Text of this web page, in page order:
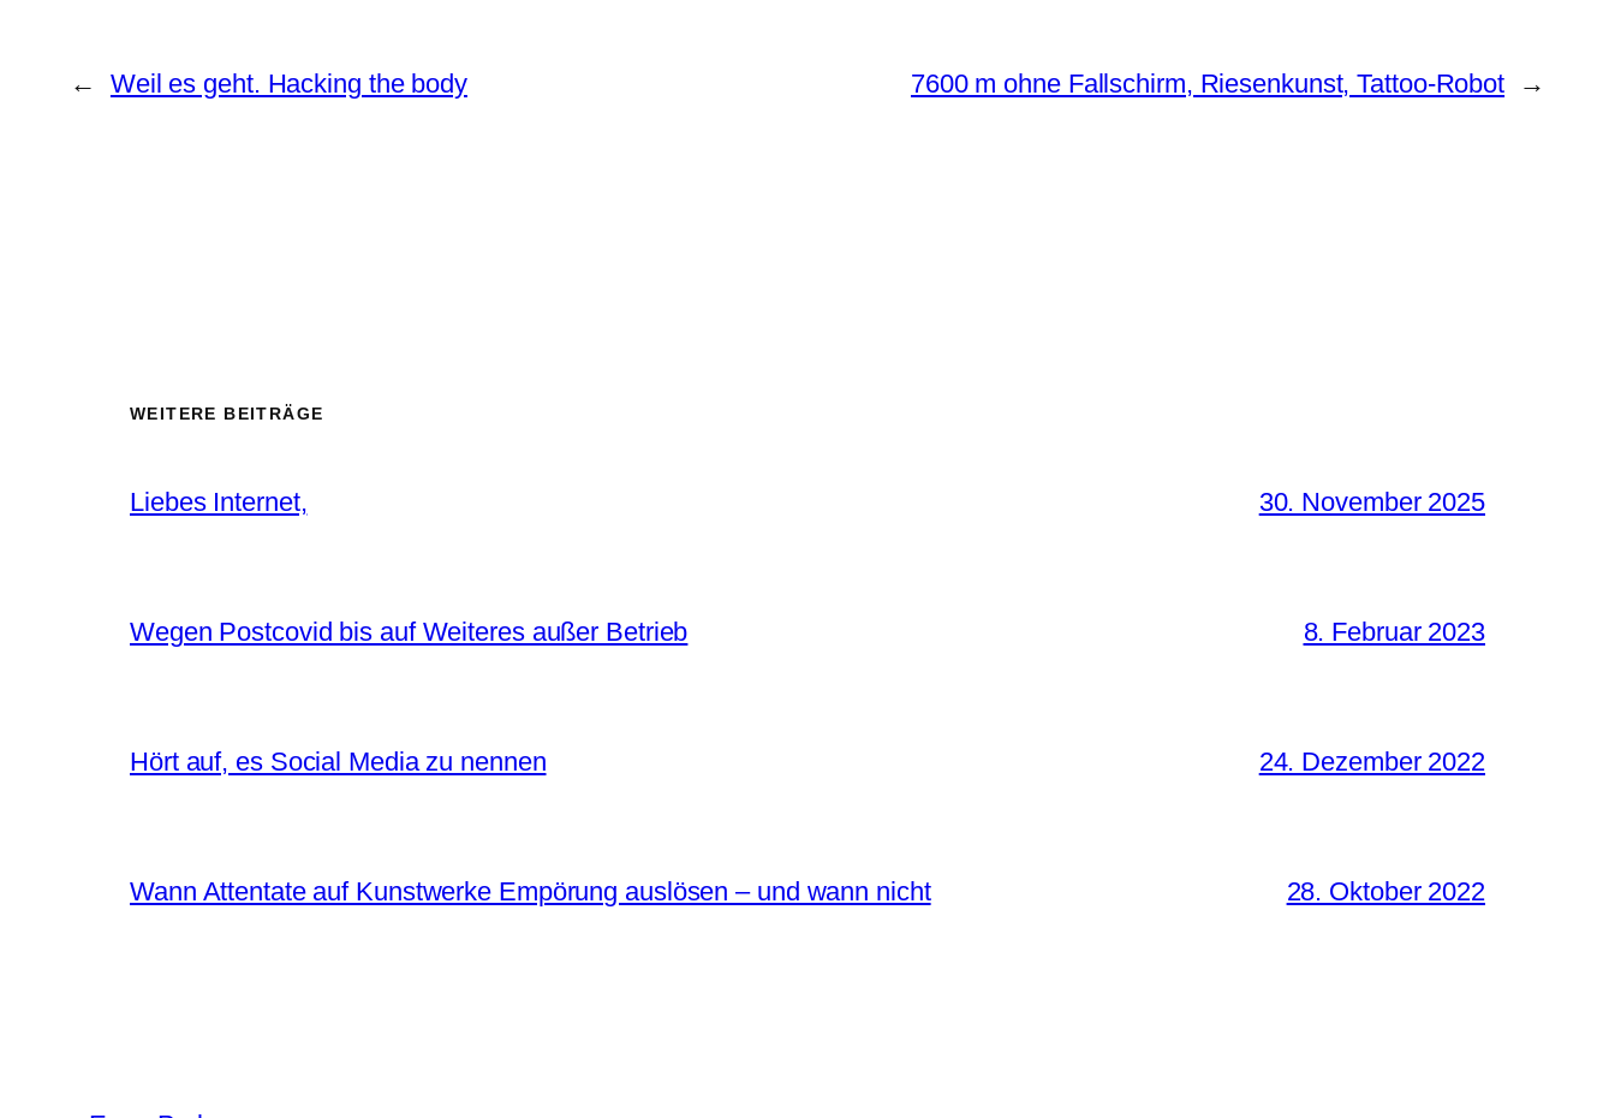
← Weil es geht. Hacking the body 7600 m ohne Fallschirm, Riesenkunst, Tattoo-Robot →
WEITERE BEITRÄGE
Liebes Internet, 30. November 2025
Wegen Postcovid bis auf Weiteres außer Betrieb 8. Februar 2023
Hört auf, es Social Media zu nennen 24. Dezember 2022
Wann Attentate auf Kunstwerke Empörung auslösen – und wann nicht 28. Oktober 2022